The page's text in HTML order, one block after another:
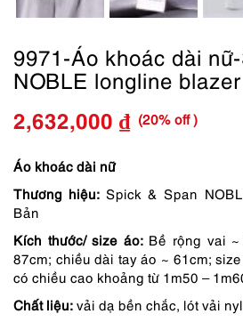
9971-Áo khoác dài
NOBLE longline
Giá
là:
2,632,000 ₫
Giá
tại
2,632,000
(20% off )
Áo khoác dài nữ
Thương hiệu: Spick & Span
Bản
Kích thước/ size áo:Bề rộng vai ~
87cm; chiều dài tay áo ~ 61cm;
có chiều cao khoảng từ 1m50 –
Chất liệu: vải dạ bền chắc, lót vải